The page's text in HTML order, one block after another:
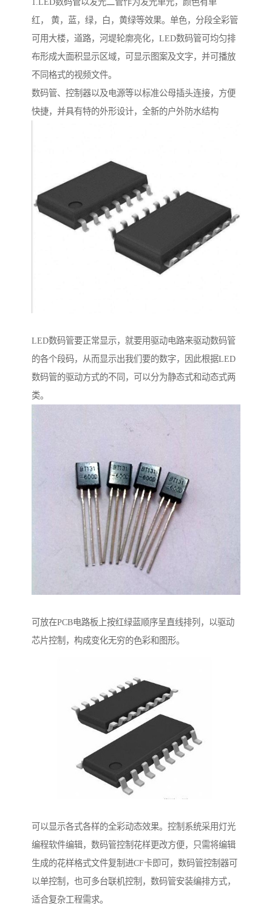
1.LED数码管以发光二管作为发光单元，颜色有单
红， 黄，蓝，绿，白，黄绿等效果。单色，分段全彩管
可用大楼，道路，河堤轮廓亮化，LED数码管可均匀排
布形成大面积显示区域，可显示图案及文字，并可播放
不同格式的视频文件。
数码管、控制器以及电源等以标准公母插头连接，方便
快捷，并具有特的外形设计，全新的户外防水结构
LED数码管要正常显示，就要用驱动电路来驱动数码管
的各个段码，从而显示出我们要的数字，因此根据LED
数码管的驱动方式的不同，可以分为静态式和动态式两
类。
可放在PCB电路板上按红绿蓝顺序呈直线排列，以驱动
芯片控制，构成变化无穷的色彩和图形。
可以显示各式各样的全彩动态效果。控制系统采用灯光
编程软件编辑，数码管控制花样更改方便，只需将编辑
生成的花样格式文件复制进CF卡即可，数码管控制器可
以单控制，也可多台联机控制，数码管安装编排方式，
适合复杂工程需求。